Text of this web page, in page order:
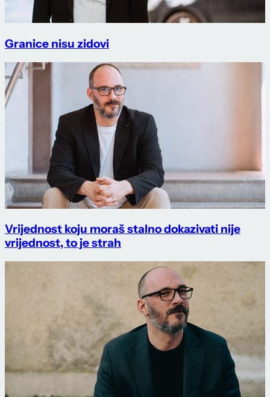
Granice nisu zidovi
Vrijednost koju moraš stalno dokazivati nije
vrijednost, to je strah